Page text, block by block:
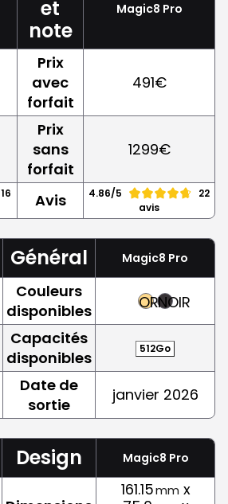
et
note
Magic8 Pro
Prix
avec
forfait
491€
Prix
sans
forfait
1299€
16
Avis 4.86/5
22
avis
Général Magic8 Pro
Couleurs
disponibles
ORNOIR
Capacités
disponibles
512Go
Date de
sortie
janvier 2026
Design Magic8 Pro
161.15mm x